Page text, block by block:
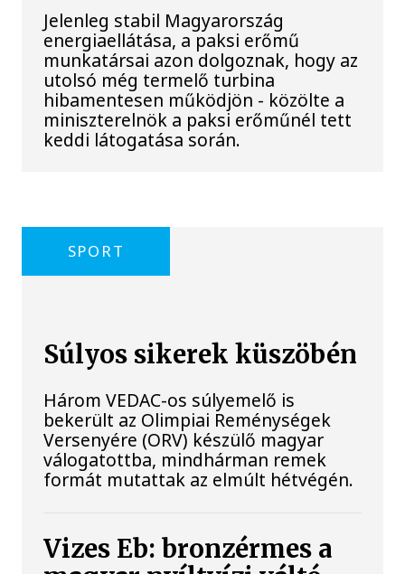
Jelenleg stabil Magyarország
energiaellátása, a paksi erőmű
munkatársai azon dolgoznak, hogy az
utolsó még termelő turbina
hibamentesen működjön - közölte a
miniszterelnök a paksi erőműnél tett
keddi látogatása során.
SPORT
Súlyos sikerek küszöbén
Három VEDAC-os súlyemelő is
bekerült az Olimpiai Reménységek
Versenyére (ORV) készülő magyar
válogatottba, mindhárman remek
formát mutattak az elmúlt hétvégén.
Vizes Eb: bronzérmes a